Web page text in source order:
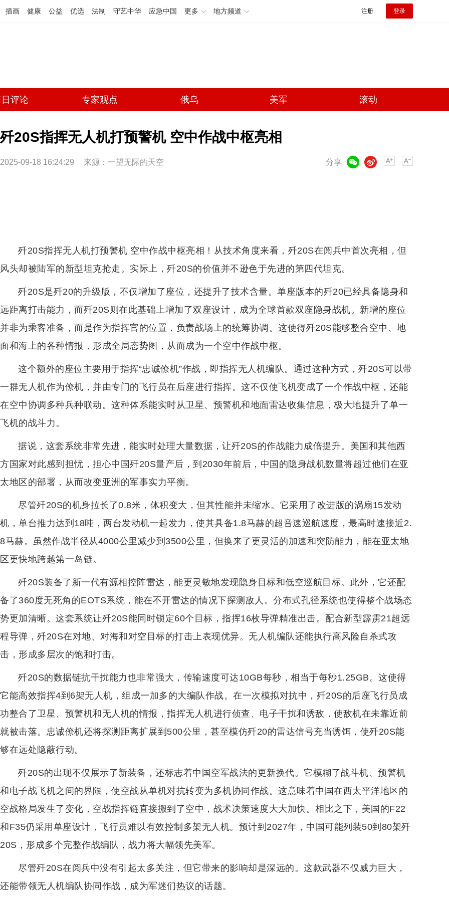
插画 健康 公益 优选 法制 守艺中华 应急中国 更多 地方频道 注册 登录
评论 专家观点 俄乌 美军 滚动
歼20S指挥无人机打预警机 空中作战中枢亮相
2025-09-18 16:24:29 来源： 一望无际的天空 分享
微博
歼20S指挥无人机打预警机 空中作战中枢亮相！从技术角度来看，歼20S在阅兵中首次亮相，但
风头却被陆军的新型坦克抢走。实际上，歼20S的价值并不逊色于先进的第四代坦克。
歼20S是歼20的升级版，不仅增加了座位，还提升了技术含量。单座版本的歼20已经具备隐身和
远距离打击能力，而歼20S则在此基础上增加了双座设计，成为全球首款双座隐身战机。新增的座位
并非为乘客准备，而是作为指挥官的位置，负责战场上的统筹协调。这使得歼20S能够整合空中、地
面和海上的各种情报，形成全局态势图，从而成为一个空中作战中枢。
这个额外的座位主要用于指挥“忠诚僚机”作战，即指挥无人机编队。通过这种方式，歼20S可以带
一群无人机作为僚机，并由专门的飞行员在后座进行指挥。这不仅使飞机变成了一个作战中枢，还能
在空中协调多种兵种联动。这种体系能实时从卫星、预警机和地面雷达收集信息，极大地提升了单一
飞机的战斗力。
据说，这套系统非常先进，能实时处理大量数据，让歼20S的作战能力成倍提升。美国和其他西
方国家对此感到担忧，担心中国歼20S量产后，到2030年前后，中国的隐身战机数量将超过他们在亚
太地区的部署，从而改变亚洲的军事实力平衡。
尽管歼20S的机身拉长了0.8米，体积变大，但其性能并未缩水。它采用了改进版的涡扇15发动
机，单台推力达到18吨，两台发动机一起发力，使其具备1.8马赫的超音速巡航速度，最高时速接近2.
8马赫。虽然作战半径从4000公里减少到3500公里，但换来了更灵活的加速和突防能力，能在亚太地
区更快地跨越第一岛链。
歼20S装备了新一代有源相控阵雷达，能更灵敏地发现隐身目标和低空巡航目标。此外，它还配
备了360度无死角的EOTS系统，能在不开雷达的情况下探测敌人。分布式孔径系统也使得整个战场态
势更加清晰。这套系统让歼20S能同时锁定60个目标，指挥16枚导弹精准出击。配合新型霹雳21超远
程导弹，歼20S在对地、对海和对空目标的打击上表现优异。无人机编队还能执行高风险自杀式攻
击，形成多层次的饱和打击。
歼20S的数据链抗干扰能力也非常强大，传输速度可达10GB每秒，相当于每秒1.25GB。这使得
它能高效指挥4到6架无人机，组成一加多的大编队作战。在一次模拟对抗中，歼20S的后座飞行员成
功整合了卫星、预警机和无人机的情报，指挥无人机进行侦查、电子干扰和诱敌，使敌机在未靠近前
就被击落。忠诚僚机还将探测距离扩展到500公里，甚至模仿歼20的雷达信号充当诱饵，使歼20S能
够在远处隐蔽行动。
歼20S的出现不仅展示了新装备，还标志着中国空军战法的更新换代。它模糊了战斗机、预警机
和电子战飞机之间的界限，使空战从单机对抗转变为多机协同作战。这意味着中国在西太平洋地区的
空战格局发生了变化，空战指挥链直接搬到了空中，战术决策速度大大加快。相比之下，美国的F22
和F35仍采用单座设计，飞行员难以有效控制多架无人机。预计到2027年，中国可能列装50到80架歼
20S，形成多个完整作战编队，战力将大幅领先美军。
尽管歼20S在阅兵中没有引起太多关注，但它带来的影响却是深远的。这款武器不仅威力巨大，
还能带领无人机编队协同作战，成为军迷们热议的话题。